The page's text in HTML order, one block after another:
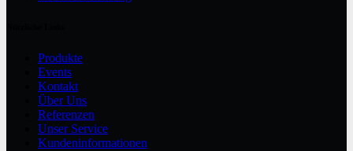
Produkte
Events
Kontakt
Über Uns
Referenzen
Unser Service
Kundeninformationen